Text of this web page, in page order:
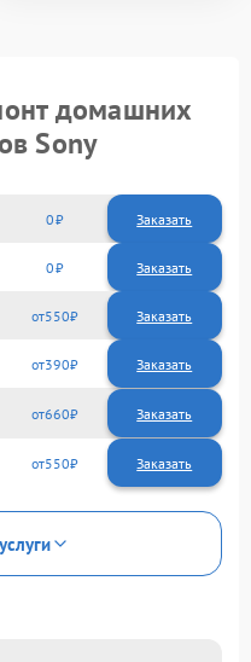
домашних
Sony
0 Заказать
0 Заказать
550
390
660
550